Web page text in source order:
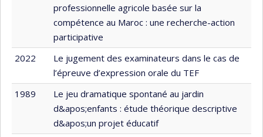
professionnelle agricole basée sur la
compétence au Maroc : une recherche-action
participative
2022
Le jugement des examinateurs dans le cas de
l’épreuve d’expression orale du TEF
1989
Le jeu dramatique spontané au jardin
d&apos;enfants : étude théorique descriptive
d&apos;un projet éducatif